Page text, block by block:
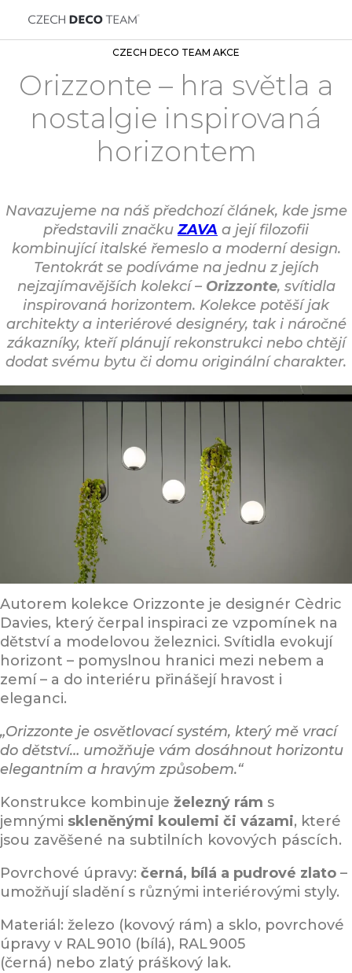
CZECH DECO TEAM AKCE
Orizzonte – hra světla a
nostalgie inspirovaná
horizontem
Navazujeme na náš předchozí článek, kde jsme
představili značkuZAVA a její filozofii
kombinující italské řemeslo a moderní design.
Tentokrát se podíváme na jednu z jejích
nejzajímavějších kolekcí – Orizzonte, svítidla
inspirovaná horizontem. Kolekce potěší jak
architekty a interiérové designéry, tak i náročné
zákazníky, kteří plánují rekonstrukci nebo chtějí
dodat svému bytu či domu originální charakter.
Inspirace, design a materiál
Autorem kolekce Orizzonte je designér Cèdric
Davies, který čerpal inspiraci ze vzpomínek na
dětství a modelovou železnici. Svítidla evokují
horizont – pomyslnou hranici mezi nebem a
zemí – a do interiéru přinášejí hravost i
eleganci.
„Orizzonte je osvětlovací systém, který mě vrací
do dětství… umožňuje vám dosáhnout horizontu
elegantním a hravým způsobem.“
Konstrukce kombinuje železný rám s
jemnými skleněnými koulemi či vázami, které
jsou zavěšené na subtilních kovových páscích.
Povrchové úpravy: černá, bílá a pudrové zlato –
umožňují sladění s různými interiérovými styly.
Materiál: železo (kovový rám) a sklo, povrchové
úpravy v RAL 9010 (bílá), RAL 9005
(černá) nebo zlatý práškový lak.